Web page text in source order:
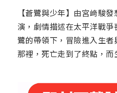
【蒼鷺與少年】由宮﨑駿
演，劇情描述在太平洋戰
鷺的帶領下，冒險進入生
那裡，死亡走到了終點，而